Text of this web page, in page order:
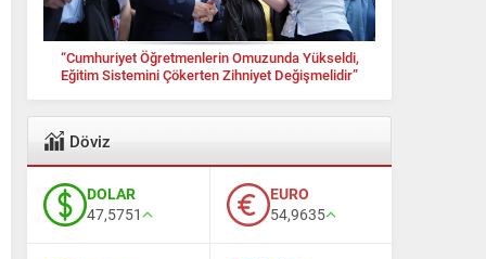
“Cumhuriyet Öğretmenlerin Omuzunda Yükseldi,
Eğitim Sistemini Çökerten Zihniyet Değişmelidir”
Döviz
DOLAR
47,5751
EURO
54,9635